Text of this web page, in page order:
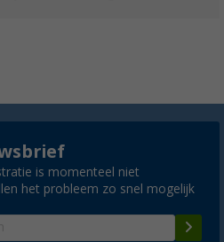
is momenteel niet
het probleem zo snel mogelijk